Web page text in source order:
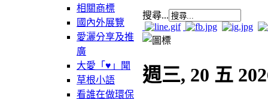
相關商標
國內外展覽
愛灑分享及推
廣
大愛「♥」聞
草根小語
看誰在做環保
搜尋...
週三, 20 五